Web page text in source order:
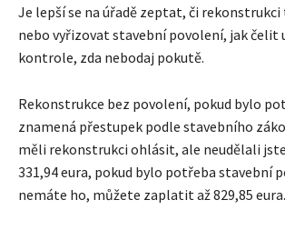
Je lepší se na úřadě zeptat, či
nebo vyřizovat stavební povolení, jak čelit
kontrole, zda nebodaj pokutě.
Rekonstrukce bez povolení, pokud bylo
znamená přestupek podle stavebního
měli rekonstrukci ohlásit, ale neudělali
331,94 eura, pokud bylo potřeba stavební
nemáte ho, můžete zaplatit až 829,85 eura.